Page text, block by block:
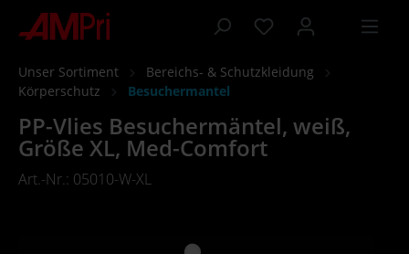
springen
Unser Sortiment
Bereichs- & Schutzkleidung
Körperschutz
Besuchermantel
PP-Vlies Besuchermäntel, weiß,
Größe XL, Med-Comfort
Art.-Nr.: 05010-W-XL